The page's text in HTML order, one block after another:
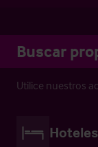
Buscar
Utilice nuestros